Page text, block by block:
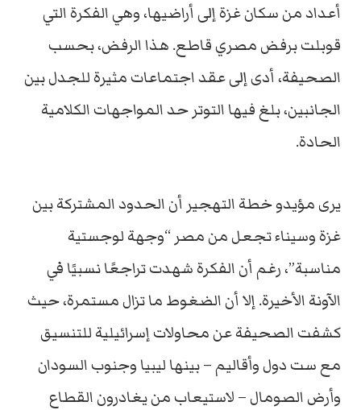
أعداد من سكان غزة إلى أراضيها، وهي الفكرة التي
قوبلت برفض مصري قاطع. هذا الرفض، بحسب
الصحيفة، أدى إلى عقد اجتماعات مثيرة للجدل بين
الجانبين، بلغ فيها التوتر حد المواجهات الكلامية
الحادة.
يرى مؤيدو خطة التهجير أن الحدود المشتركة بين
غزة وسيناء تجعل من مصر “وجهة لوجستية
مناسبة”، رغم أن الفكرة شهدت تراجعًا نسبيًا في
الآونة الأخيرة. إلا أن الضغوط ما تزال مستمرة، حيث
كشفت الصحيفة عن محاولات إسرائيلية للتنسيق
مع ست دول وأقاليم – بينها ليبيا وجنوب السودان
وأرض الصومال – لاستيعاب من يغادرون القطاع